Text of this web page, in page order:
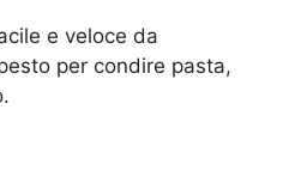
e veloce da
per condire pasta,